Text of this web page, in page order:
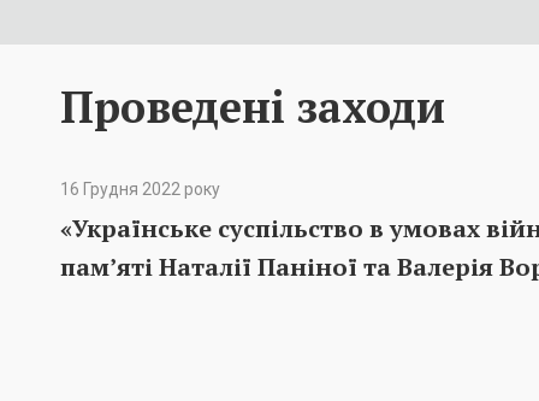
Проведені заходи
16 Грудня 2022 року
«Українське суспільство в умовах
пам’яті Наталії Паніної та Валерія